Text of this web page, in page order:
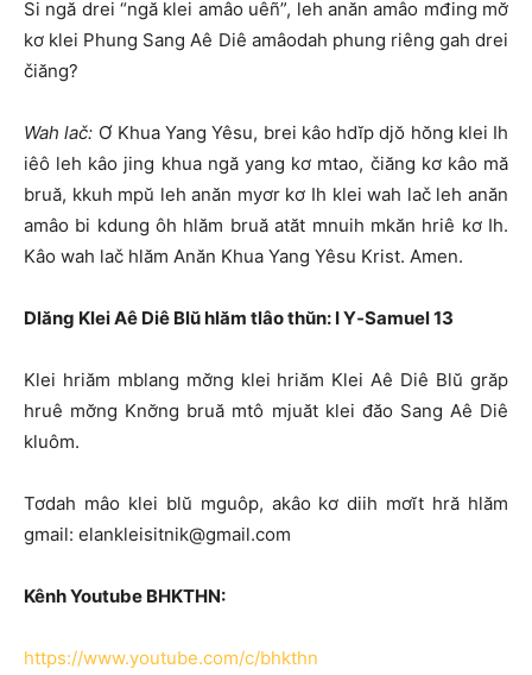
Si ngă drei “ngă klei amâo uêñ”, leh anăn amâo mđing mơ̆
kơ klei Phung Sang Aê Diê amâodah phung riêng gah drei
čiăng?
Wah lač: Ơ Khua Yang Yêsu, brei kâo hdĭp djŏ hŏng klei Ih
iêô leh kâo jing khua ngă yang kơ mtao, čiăng kơ kâo mă
bruă, kkuh mpŭ leh anăn myơr kơ Ih klei wah lač leh anăn
amâo bi kdung ôh hlăm bruă atăt mnuih mkăn hriê kơ Ih.
Kâo wah lač hlăm Anăn Khua Yang Yêsu Krist. Amen.
Dlăng Klei Aê Diê Blŭ hlăm tlâo thŭn: I Y‑Samuel 13
Klei hriăm mblang mơ̆ng klei hriăm Klei Aê Diê Blŭ grăp
hruê mơ̆ng Knơ̆ng bruă mtô mjuăt klei đăo Sang Aê Diê
kluôm.
Tơdah mâo klei blŭ mguôp, akâo kơ diih mơĭt hră hlăm
gmail: elankleisitnik@gmail.com
Kênh Youtube BHKTHN:
https://www.youtube.com/c/bhkthn